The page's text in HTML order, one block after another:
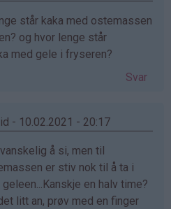
står kaka med ostemassen
og hvor lenge står
med gele i fryseren?
Svar
- 10.02.2021 - 20:17
å si, men til
er stiv nok til å ta i
geleen...Kanskje en halv time?
litt an, prøv med en finger